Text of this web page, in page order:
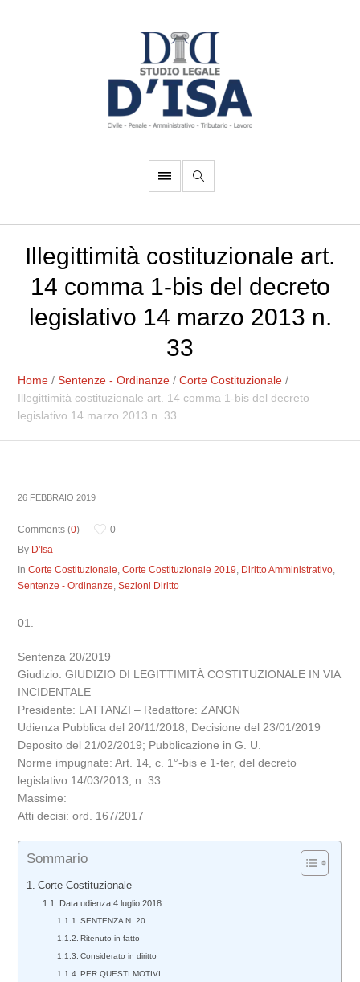
Illegittimità costituzionale art.
14 comma 1-bis del decreto
legislativo 14 marzo 2013 n.
33
Home /Sentenze - Ordinanze /Corte Costituzionale /
Illegittimità costituzionale art. 14 comma 1-bis del decreto
legislativo 14 marzo 2013 n. 33
26 FEBBRAIO 2019
Comments (0)
0
By D'Isa
InCorte Costituzionale,Corte Costituzionale 2019, Diritto Amministrativo,
Sentenze - Ordinanze,Sezioni Diritto
Sentenza 20/2019
Giudizio: GIUDIZIO DI LEGITTIMITÀ COSTITUZIONALE IN VIA
INCIDENTALE
Presidente: LATTANZI – Redattore: ZANON
Udienza Pubblica del 20/11/2018; Decisione del 23/01/2019
Deposito del 21/02/2019; Pubblicazione in G. U.
Norme impugnate: Art. 14, c. 1°-bis e 1-ter, del decreto
legislativo 14/03/2013, n. 33.
Massime:
Atti decisi: ord. 167/2017
Sommario
Corte Costituzionale
Data udienza 4 luglio 2018
SENTENZA N. 20
Ritenuto in fatto
Considerato in diritto
PER QUESTI MOTIVI